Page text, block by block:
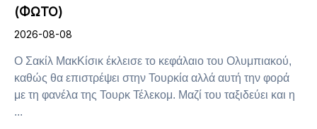
(ΦΩΤΟ)
2026-08-08
Ο Σακίλ ΜακΚίσικ έκλεισε το κεφάλαιο του Ολυμπιακού,
καθώς θα επιστρέψει στην Τουρκία αλλά αυτή την φορά
με τη φανέλα της Τουρκ Τέλεκομ. Μαζί του ταξιδεύει και η
...